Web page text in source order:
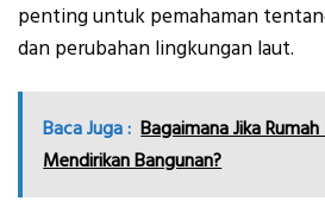
penting untuk pemahaman
dan perubahan lingkungan laut.
Baca Juga : Bagaimana Jika
Mendirikan Bangunan?